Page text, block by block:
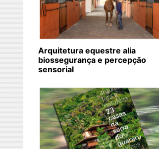
Arquitetura equestre alia
biossegurança e percepção
sensorial